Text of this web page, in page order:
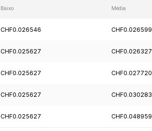
Baixo Média
CHF0.026546 CHF0.026599
CHF0.025627 CHF0.026327
CHF0.025627 CHF0.027720
CHF0.025627 CHF0.030283
CHF0.025627 CHF0.048959